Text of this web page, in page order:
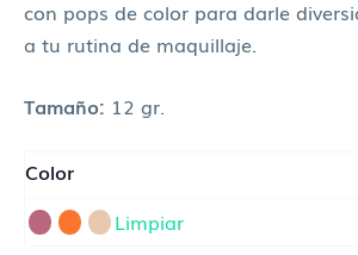
con pops de color para darle
a tu rutina de maquillaje.
Tamaño: 12 gr.
Color
Limpiar